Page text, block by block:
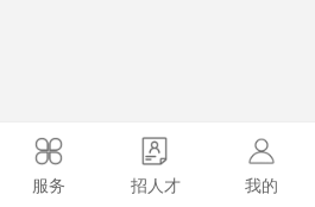
服务 招人才 我的